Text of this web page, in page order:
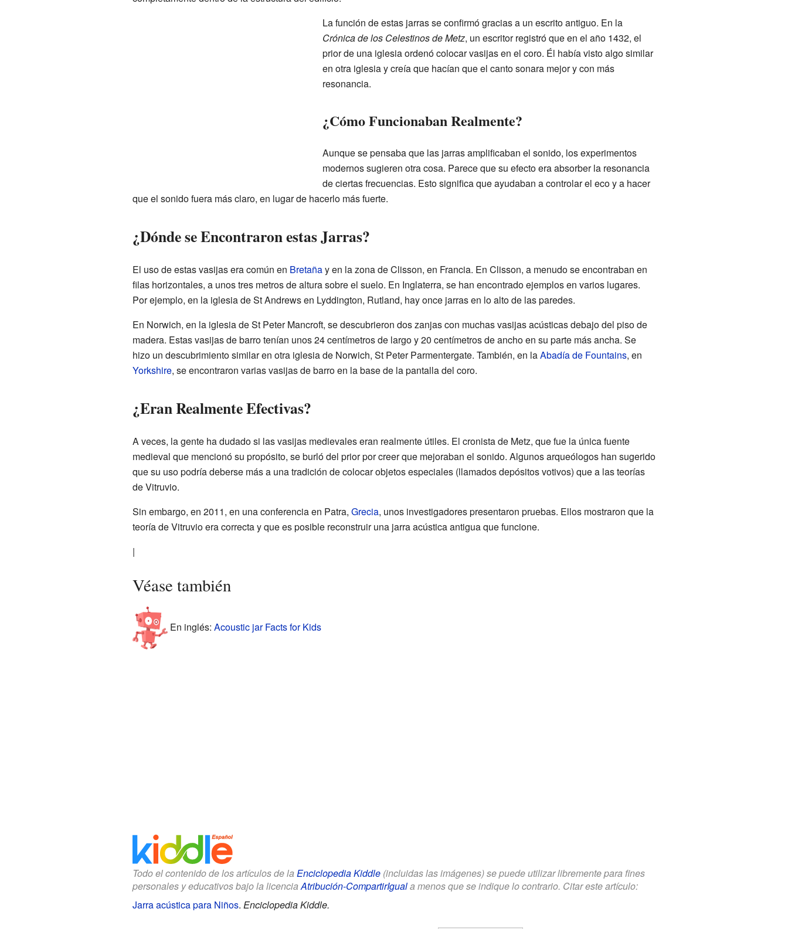
La función de estas jarras se confirmó gracias a un escrito antiguo. En la
Crónica de los Celestinos de Metz, un escritor registró que en el año 1432, el
prior de una iglesia ordenó colocar vasijas en el coro. Él había visto algo similar
en otra iglesia y creía que hacían que el canto sonara mejor y con más
resonancia.
¿Cómo Funcionaban Realmente?
Aunque se pensaba que las jarras amplificaban el sonido, los experimentos
modernos sugieren otra cosa. Parece que su efecto era absorber la resonancia
de ciertas frecuencias. Esto significa que ayudaban a controlar el eco y a hacer
que el sonido fuera más claro, en lugar de hacerlo más fuerte.
¿Dónde se Encontraron estas Jarras?
El uso de estas vasijas era común en Bretañay en la zona de Clisson, en Francia. En Clisson, a menudo se encontraban en
filas horizontales, a unos tres metros de altura sobre el suelo. En Inglaterra, se han encontrado ejemplos en varios lugares.
Por ejemplo, en la iglesia de St Andrews en Lyddington, Rutland, hay once jarras en lo alto de las paredes.
En Norwich, en la iglesia de St Peter Mancroft, se descubrieron dos zanjas con muchas vasijas acústicas debajo del piso de
madera. Estas vasijas de barro tenían unos 24 centímetros de largo y 20 centímetros de ancho en su parte más ancha. Se
hizo un descubrimiento similar en otra iglesia de Norwich, St Peter Parmentergate. También, en laAbadía de Fountains, en
Yorkshire, se encontraron varias vasijas de barro en la base de la pantalla del coro.
¿Eran Realmente Efectivas?
A veces, la gente ha dudado si las vasijas medievales eran realmente útiles. El cronista de Metz, que fue la única fuente
medieval que mencionó su propósito, se burló del prior por creer que mejoraban el sonido. Algunos arqueólogos han sugerido
que su uso podría deberse más a una tradición de colocar objetos especiales (llamados depósitos votivos) que a las teorías
de Vitruvio.
Sin embargo, en 2011, en una conferencia en Patra, Grecia, unos investigadores presentaron pruebas. Ellos mostraron que la
teoría de Vitruvio era correcta y que es posible reconstruir una jarra acústica antigua que funcione.
|
Véase también
En inglés: Acoustic jar Facts for Kids
Todo el contenido de los artículos de la Enciclopedia Kiddle(incluidas las imágenes) se puede utilizar libremente para fines
personales y educativos bajo la licenciaAtribución-CompartirIguala menos que se indique lo contrario. Citar este artículo:
Jarra acústica para Niños. Enciclopedia Kiddle.